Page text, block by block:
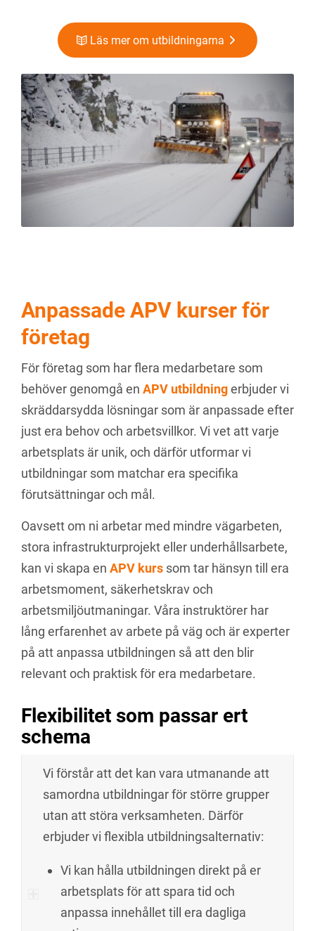
Läs mer om utbildningarna
Anpassade APV kurser för
företag
För företag som har flera medarbetare som
behöver genomgå en APV utbildningerbjuder vi
skräddarsydda lösningar som är anpassade efter
just era behov och arbetsvillkor. Vi vet att varje
arbetsplats är unik, och därför utformar vi
utbildningar som matchar era specifika
förutsättningar och mål.
Oavsett om ni arbetar med mindre vägarbeten,
stora infrastrukturprojekt eller underhållsarbete,
kan vi skapa en APV kurs som tar hänsyn till era
arbetsmoment, säkerhetskrav och
arbetsmiljöutmaningar. Våra instruktörer har
lång erfarenhet av arbete på väg och är experter
på att anpassa utbildningen så att den blir
relevant och praktisk för era medarbetare.
Flexibilitet som passar ert
schema
Vi förstår att det kan vara utmanande att
samordna utbildningar för större grupper
utan att störa verksamheten. Därför
erbjuder vi flexibla utbildningsalternativ:
Vi kan hålla utbildningen direkt på er
arbetsplats för att spara tid och
anpassa innehållet till era dagliga